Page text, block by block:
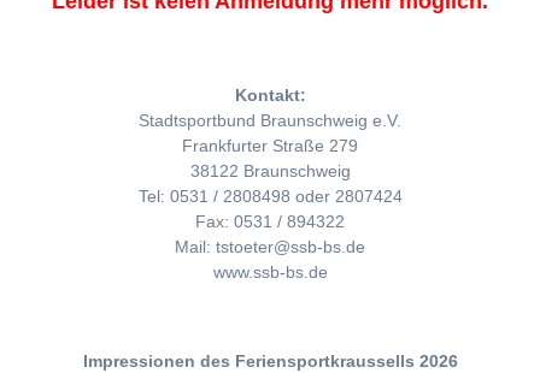
Kontakt:
Stadtsportbund Braunschweig e.V.
Frankfurter Straße 279
38122 Braunschweig
Tel: 0531 / 2808498 oder 2807424
Fax: 0531 / 894322
Mail: tstoeter@ssb-bs.de
www.ssb-bs.de
Impressionen des Feriensportkraussells 2026